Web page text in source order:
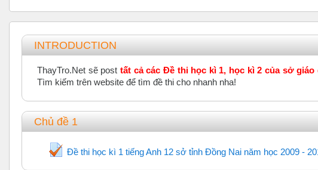
Tổng quan các chủ đề
INTRODUCTION
ThayTro.Net sẽ post tất cả các Đề thi học kì 1, học kì 2 của sở
Tìm kiếm trên website để tìm đề thi cho nhanh nha!
Chủ đề 1
Đề thi học kì 1 tiếng Anh 12 sở tỉnh Đồng Nai năm học 2009 -